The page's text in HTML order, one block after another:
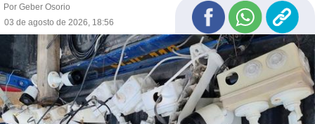
Por Geber Osorio
03 de agosto de 2026, 18:56